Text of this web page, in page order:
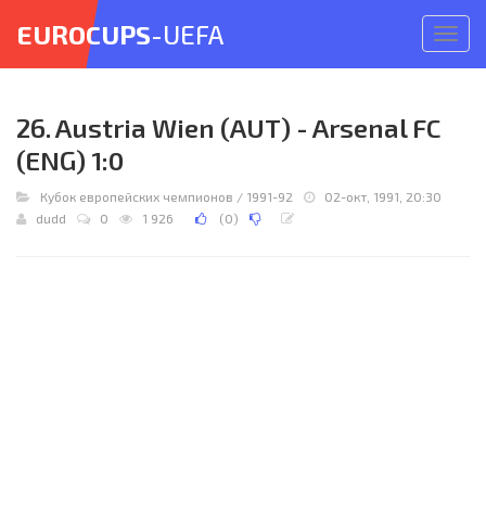
меню
EUROCUPS-UEFA
26. Austria Wien (AUT) - Arsenal FC
(ENG) 1:0
Кубок европейских чемпионов / 1991-92
02-окт, 1991, 20:30
dudd
0 1 926 (0)